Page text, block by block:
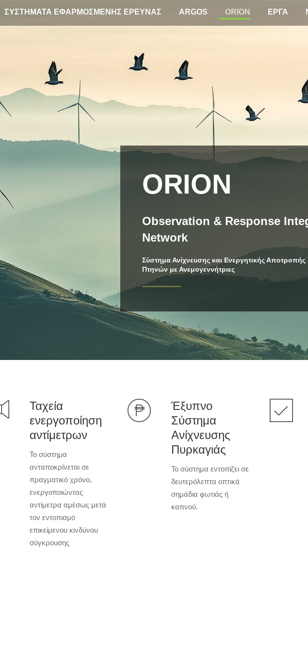
ΣΥΣΤΗΜΑΤΑ ΕΦΑΡΜΟΣΜΕΝΗΣ ΕΡΕΥΝΑΣ ARGOS ORION ΕΡΓΑ
ORION
Observation & Response
Network
Σύστημα Ανίχνευσης και Ενεργητικής
Πτηνών με Ανεμογεννήτριες
Ταχεία
ενεργοποίηση
αντίμετρων
Το σύστημα
ανταποκρίνεται σε
πραγματικό χρόνο,
ενεργοποιώντας
αντίμετρα αμέσως μετά
τον εντοπισμό
επικείμενου κινδύνου
σύγκρουσης
Έξυπνο
Σύστημα
Ανίχνευσης
Πυρκαγιάς
Το σύστημα εντοπίζει σε
δευτερόλεπτα οπτικά
σημάδια φωτιάς ή
καπνού.